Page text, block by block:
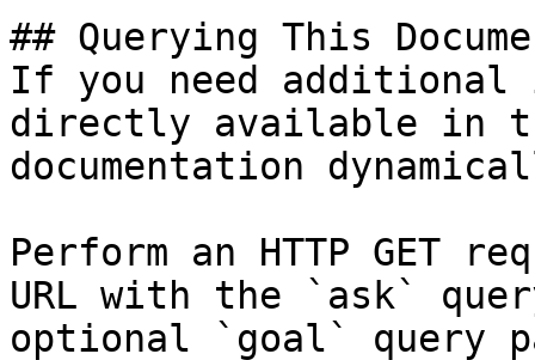
## Querying This
If you need
directly available in
documentation
Perform an HTTP GET
URL with the `ask`
optional `goal` query